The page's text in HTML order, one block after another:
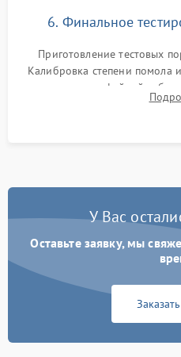
6. Финальное
Приготовление тестовых
Калибровка степени помола
плотности кофейной
качества молочной пены.
У Вас
Оставьте заявку, мы